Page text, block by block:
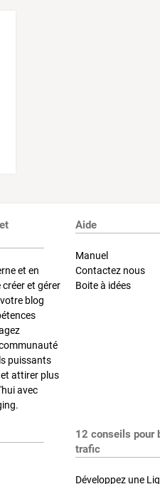
et en
et gérer
blog
puissants
attirer plus
avec
Aide
Manuel
Contactez nous
Boite à idées
12 conseils pour
trafic
Développez une